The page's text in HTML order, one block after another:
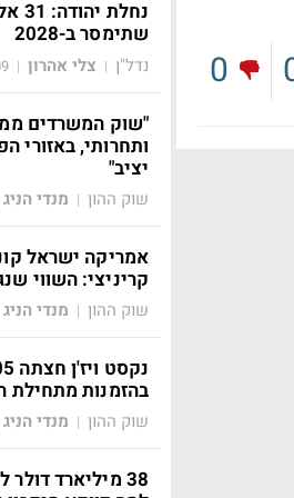
0
שתימסר ב-2028
נדל"ן | צלי אהרון |
"שוק המשרדים
ותחרותי, באזורי
יציב"
שוק ההון | מנדי הניג
קריניצי: השווי
שוק ההון | מנדי הניג
בהזמנות מתחילת
שוק ההון | מנדי הניג
38 מיליארד